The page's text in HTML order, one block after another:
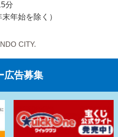
分
年始を除く）
CITY.
広告募集